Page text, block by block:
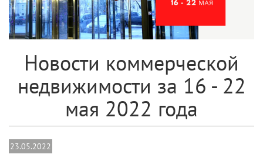
Новости коммерческой
недвижимости за 16 - 22
мая 2022 года
23.05.2022